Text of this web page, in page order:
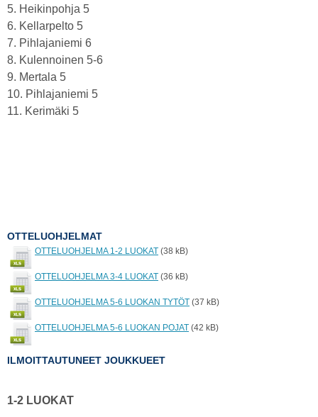
5. Heikinpohja 5
6. Kellarpelto 5
7. Pihlajaniemi 6
8. Kulennoinen 5-6
9. Mertala 5
10. Pihlajaniemi 5
11. Kerimäki 5
OTTELUOHJELMAT
OTTELUOHJELMA 1-2 LUOKAT (38 kB)
OTTELUOHJELMA 3-4 LUOKAT (36 kB)
OTTELUOHJELMA 5-6 LUOKAN TYTÖT (37 kB)
OTTELUOHJELMA 5-6 LUOKAN POJAT (42 kB)
ILMOITTAUTUNEET JOUKKUEET
1-2 LUOKAT